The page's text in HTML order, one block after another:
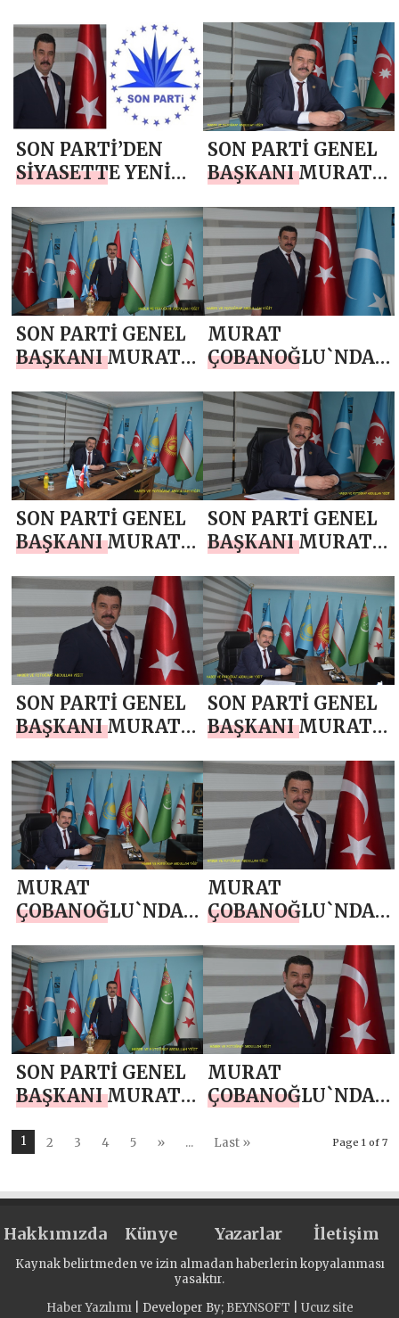
YENİ YIL MESAJI
REGAİB KANDİLİ
MESAJI
SON PARTİ’DEN
SİYASETTE YENİ
TABANLI İTTİFAK
GÜNDEMDE
SON PARTİ GENEL
BAŞKANI MURAT
MEVLANA
HAFTASI MESAJI
SON PARTİ GENEL
BAŞKANI MURAT
10 ARALIK DÜNYA
İNSAN HAKLARI
GÜNÜ MESAJI
MURAT
ÇOBANOĞLU`NDAN
ENGELLİLER GÜNÜ
MESAJI
SON PARTİ GENEL
BAŞKANI MURAT
24 KASIM
ÖĞRETMENLER
GÜNÜ MESAJI
SON PARTİ GENEL
BAŞKANI MURAT
10 KASIM
ATATÜRK’Ü ANMA
GÜNÜ MESAJI
SON PARTİ GENEL
BAŞKANI MURAT
29 EKİM
CUMHURİYET
BAYRAMI MESAJI
SON PARTİ GENEL
BAŞKANI MURAT
19 EKİM
MUHTARLAR
GÜNÜ MESAJI
MURAT
ÇOBANOĞLU`NDAN
MESAJI
MURAT
ÇOBANOĞLU`NDAN
BARIŞ GÜNÜ
MESAJI
SON PARTİ GENEL
BAŞKANI MURAT
30 AĞUSTOS ZAFER
MURAT
ÇOBANOĞLU`NDAN
ZAFERİ MESAJIPage 1 of 7
1 2 3 4 5 » ... Last »
Hakkımızda Künye Yazarlar İletişim
Kaynak belirtmeden ve izin almadan haberlerin kopyalanması
yasaktır.
Haber Yazılımı| Developer By; BEYNSOFT Ucuz site